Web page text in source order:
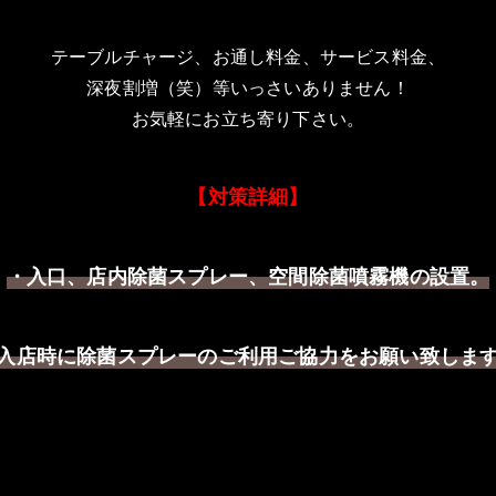
テーブルチャージ、お通し料金、サービス料金、
深夜割増（笑）等いっさいありません！
お気軽にお立ち寄り下さい。
【対策詳細】
・入口、店内除菌スプレー、空間除菌噴霧機の設置。
店時に除菌スプレーのご利用ご協力をお願い致しま